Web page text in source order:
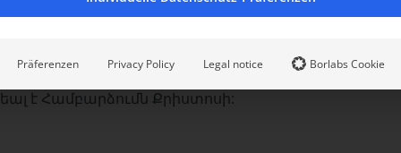
Հայրապետական Մաղթանք։
մաղթելով Աստուծոյ օրհնութիւնն ամէնքիս:
է Համբարձումն Քրիստոսի:
Präferenzen Privacy Policy Legal notice Borlabs Cookie